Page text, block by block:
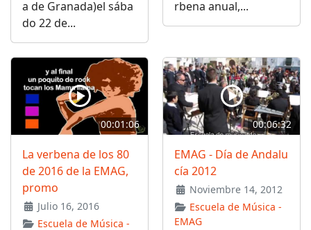
a de Granada)el sába
do 22 de...
rbena anual,...
00:01:06
La verbena de los 80
de 2016 de la EMAG,
promo
Julio 16, 2016
Escuela de Música -
00:06:32
EMAG - Día de Andalu
cía 2012
Noviembre 14, 2012
Escuela de Música -
EMAG